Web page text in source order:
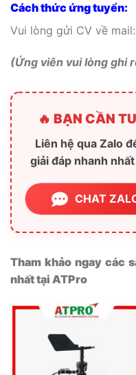
Cách thức ứng tuyển:
Vui lòng gửi CV về mail:
(Ứng viên vui lòng ghi
🔥 BẠN CẦN
Liên hệ qua Zalo
giải đáp nhanh
CHAT
Tham khảo ngay các
nhất tại ATPro